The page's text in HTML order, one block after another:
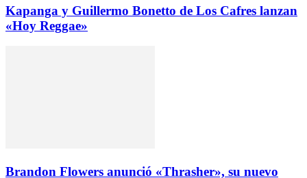
Kapanga y Guillermo Bonetto de Los Cafres lanzan
«Hoy Reggae»
Brandon Flowers anunció «Thrasher», su nuevo